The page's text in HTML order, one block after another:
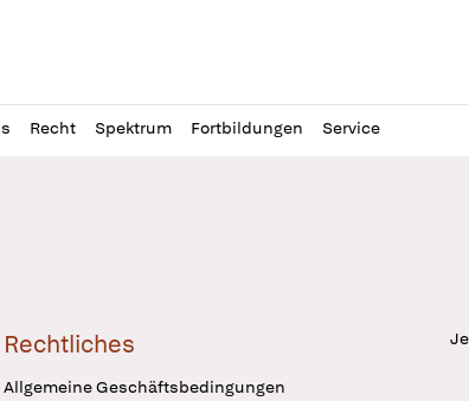
Recht Spektrum Fortbildungen Service
Rechtliches
Allgemeine Geschäftsbedingungen